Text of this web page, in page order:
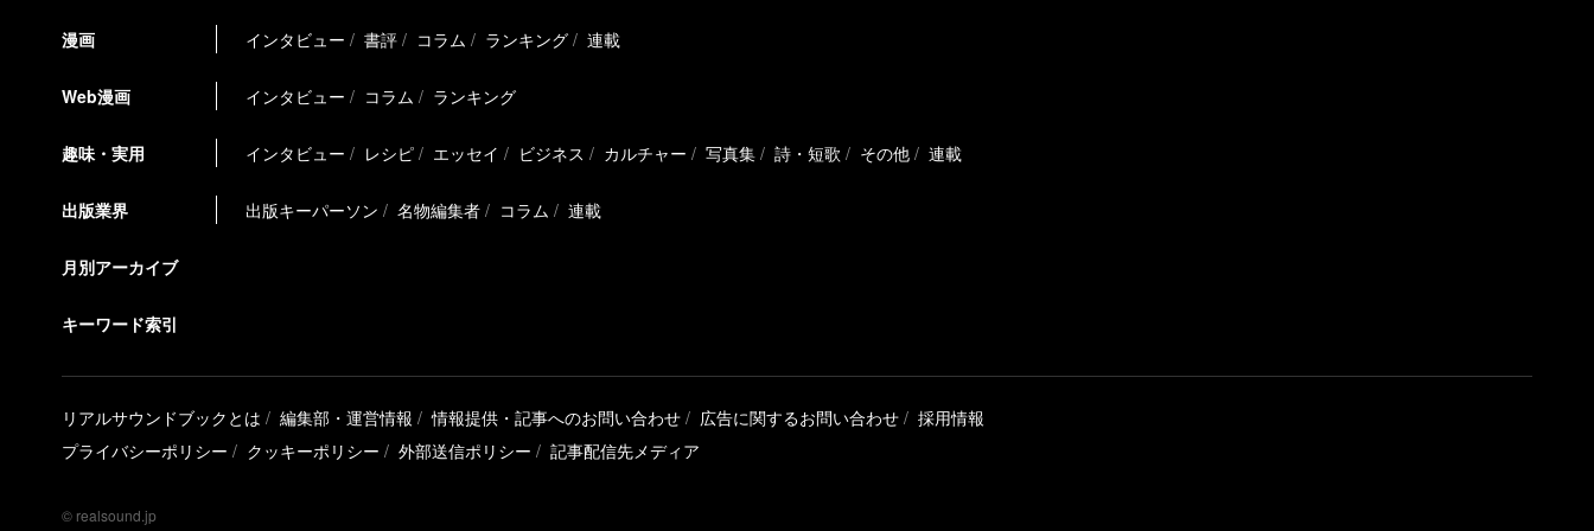
漫画 インタビュー 書評 コラム ランキング 連載
Web漫画 インタビュー コラム ランキング
趣味・実用 インタビュー レシピ エッセイ ビジネス カルチャー 写真集 詩・短歌 その他 連載
出版業界 出版キーパーソン 名物編集者 コラム 連載
月別アーカイブ
キーワード索引
リアルサウンドブックとは 編集部・運営情報 情報提供・記事へのお問い合わせ 広告に関するお問い合わせ
採用情報
プライバシーポリシー
クッキーポリシー 外部送信ポリシー 記事配信先メディア
© realsound.jp